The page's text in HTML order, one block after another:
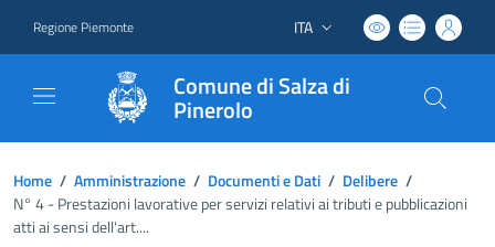
Regione Piemonte Lingua attiva:
ITA
Comune di Salza di
Pinerolo
Home / Amministrazione / Documenti e Dati / Delibere /
N° 4 - Prestazioni lavorative per servizi relativi ai tributi e pubblicazioni
atti ai sensi dell'art....